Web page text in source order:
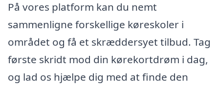
På vores platform kan du nemt
sammenligne forskellige køreskoler i
området og få et skræddersyet tilbud. Tag
første skridt mod din kørekortdrøm i dag,
og lad os hjælpe dig med at finde den